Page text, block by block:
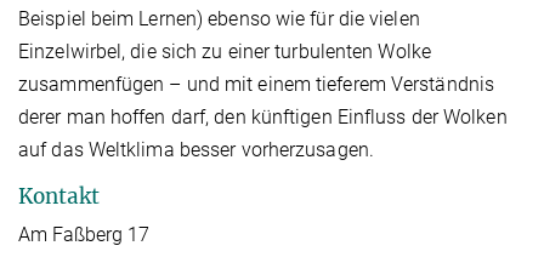
Beispiel beim Lernen) ebenso wie für die vielen
Einzelwirbel, die sich zu einer turbulenten Wolke
zusammenfügen – und mit einem tieferem Verständnis
derer man hoffen darf, den künftigen Einfluss der Wolken
auf das Weltklima besser vorherzusagen.
Kontakt
Am Faßberg 17